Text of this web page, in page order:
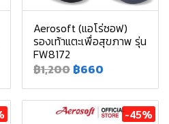
Aerosoft (แอโร่ซอฟ)
รองเท้าแตะเพื่อสุขภาพ รุ่น
FW8172
฿1,200 ฿660
-45%